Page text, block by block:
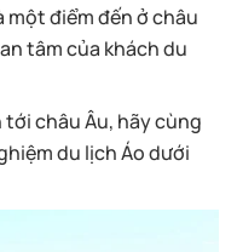
một điểm đến ở châu
tâm của khách du
châu Âu, hãy cùng
du lịch Áo dưới